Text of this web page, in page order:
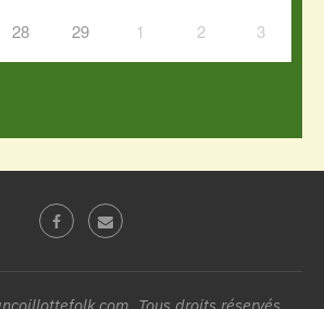
28 29 1 2 3
Tous droits réservés.